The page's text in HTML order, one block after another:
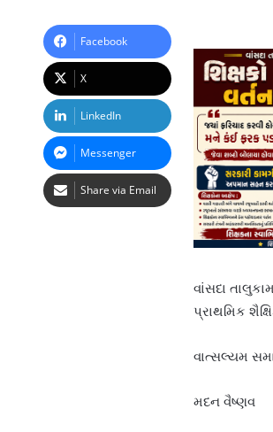
વાંસદા
પ્રાથમિક
વાત્સલ્યમ
મદન વૈષ્ણવ
Facebook
X
LinkedIn
Messenger
Share via Email